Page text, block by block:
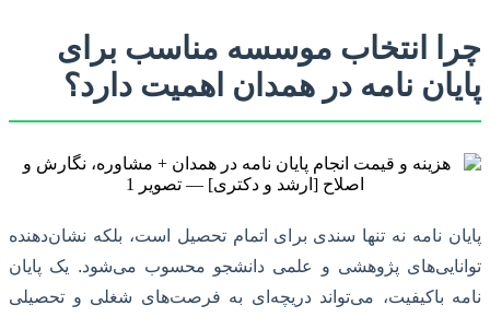
چرا انتخاب موسسه مناسب برای
پایان نامه در همدان اهمیت دارد؟
پایان نامه نه تنها سندی برای اتمام تحصیل است، بلکه نشان‌دهنده
توانایی‌های پژوهشی و علمی دانشجو محسوب می‌شود. یک پایان
نامه باکیفیت، می‌تواند دریچه‌ای به فرصت‌های شغلی و تحصیلی